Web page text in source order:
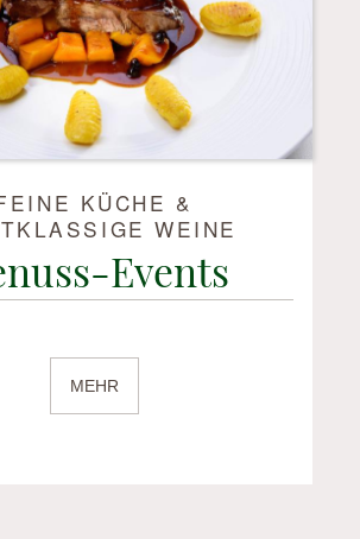
KÜCHE &
WEINE
Events
MEHR